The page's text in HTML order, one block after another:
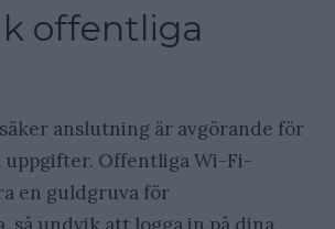
offentliga
anslutning är avgörande för
uppgifter. Offentliga Wi-Fi-
en guldgruva för